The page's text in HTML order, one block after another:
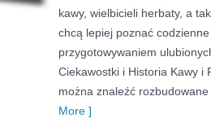
kawy, wielbicieli herbaty, a
chcą lepiej poznać
przygotowywaniem
Ciekawostki i Historia Kawy i
można znaleźć rozbudowane
More ]